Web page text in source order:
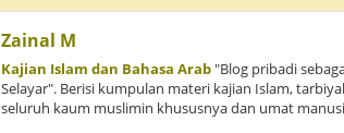
Zainal M
Kajian Islam dan Bahasa Arab"Blog pribadi
Selayar". Berisi kumpulan materi kajian Islam,
seluruh kaum muslimin khususnya dan umat